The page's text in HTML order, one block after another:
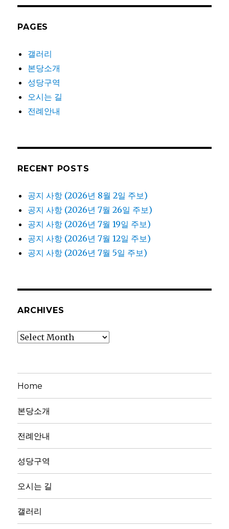
PAGES
갤러리
본당소개
성당구역
오시는 길
전례안내
RECENT POSTS
공지 사항 (2026년 8월 2일 주보)
공지 사항 (2026년 7월 26일 주보)
공지 사항 (2026년 7월 19일 주보)
공지 사항 (2026년 7월 12일 주보)
공지 사항 (2026년 7월 5일 주보)
ARCHIVES
Archives
Home
본당소개
전례안내
성당구역
오시는 길
갤러리